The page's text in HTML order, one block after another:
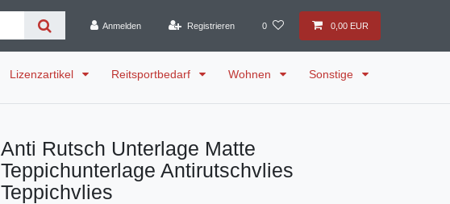
Anmelden Registrieren 0 0,00 EUR
Lizenzartikel Reitsportbedarf Wohnen Sonstige
Anti Rutsch Unterlage Matte
Teppichunterlage Antirutschvlies
Teppichvlies